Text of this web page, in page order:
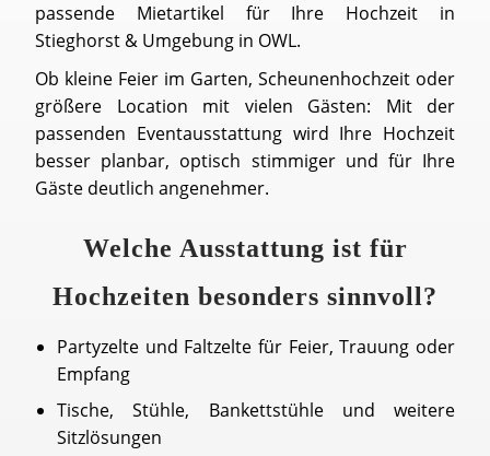
passende Mietartikel für Ihre Hochzeit in
Stieghorst & Umgebung in OWL.
Ob kleine Feier im Garten, Scheunenhochzeit oder
größere Location mit vielen Gästen: Mit der
passenden Eventausstattung wird Ihre Hochzeit
besser planbar, optisch stimmiger und für Ihre
Gäste deutlich angenehmer.
Welche Ausstattung ist für
Hochzeiten besonders sinnvoll?
Partyzelte und Faltzelte für Feier, Trauung oder
Empfang
Tische, Stühle, Bankettstühle und weitere
Sitzlösungen